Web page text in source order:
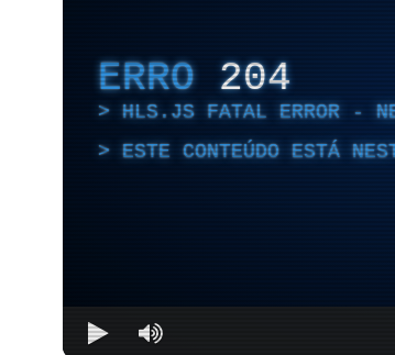
ERRO 204
HLS.JS FATAL ERROR -
ESTE CONTEÚDO ESTÁ